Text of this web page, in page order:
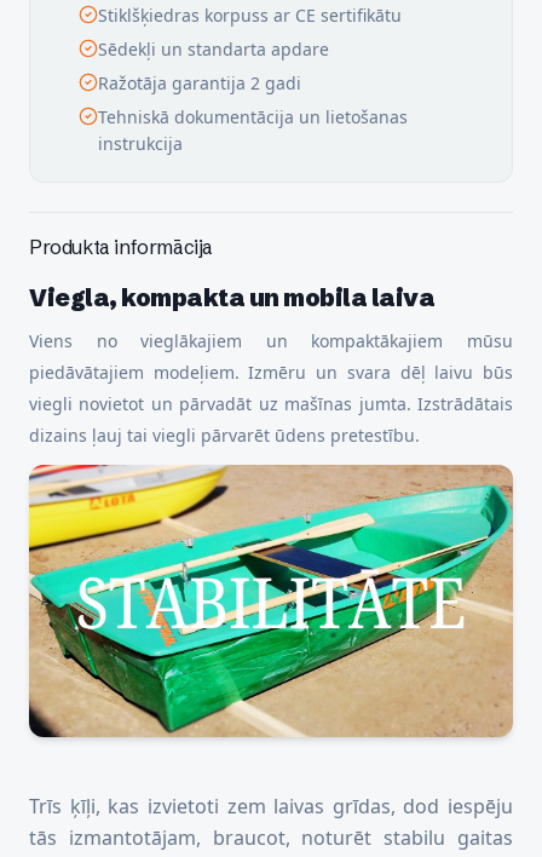
Stiklšķiedras korpuss ar CE sertifikātu
Sēdekļi un standarta apdare
Ražotāja garantija 2 gadi
Tehniskā dokumentācija un lietošanas
instrukcija
Produkta informācija
Viegla, kompakta un mobila laiva
Viens no vieglākajiem un kompaktākajiem mūsu
piedāvātajiem modeļiem. Izmēru un svara dēļ laivu būs
viegli novietot un pārvadāt uz mašīnas jumta. Izstrādātais
dizains ļauj tai viegli pārvarēt ūdens pretestību.
Trīs ķīļi, kas izvietoti zem laivas grīdas, dod iespēju
tās izmantotājam, braucot, noturēt stabilu gaitas